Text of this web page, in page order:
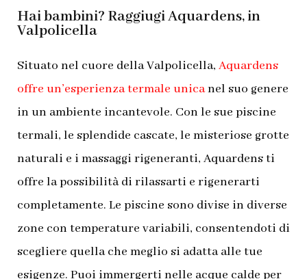
Hai bambini? Raggiugi Aquardens, in
Valpolicella
Situato nel cuore della Valpolicella, Aquardens
offre un’esperienza termale unicanel suo genere
in un ambiente incantevole. Con le sue piscine
termali, le splendide cascate, le misteriose grotte
naturali e i massaggi rigeneranti, Aquardens ti
offre la possibilità di rilassarti e rigenerarti
completamente. Le piscine sono divise in diverse
zone con temperature variabili, consentendoti di
scegliere quella che meglio si adatta alle tue
esigenze. Puoi immergerti nelle acque calde per